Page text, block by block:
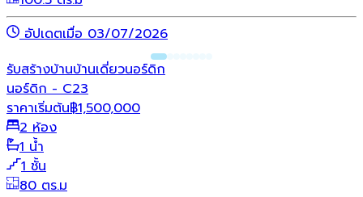
อัปเดตเมื่อ 03/07/2026
รับสร้างบ้านบ้านเดี่ยวนอร์ดิก
นอร์ดิก - C23
ราคาเริ่มต้น฿1,500,000
2 ห้อง
1 น้ำ
1 ชั้น
80 ตร.ม